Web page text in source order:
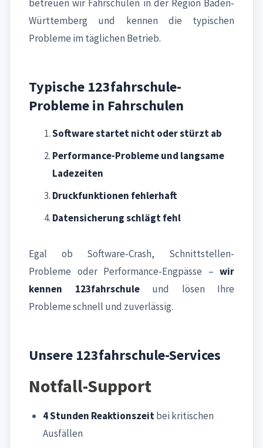
betreuen wir Fahrschulen in der Region Baden-
Württemberg und kennen die typischen
Probleme im täglichen Betrieb.
Typische 123fahrschule-
Probleme in Fahrschulen
Software startet nicht oder stürzt ab
Performance-Probleme und langsame
Ladezeiten
Druckfunktionen fehlerhaft
Datensicherung schlägt fehl
Egal ob Software-Crash, Schnittstellen-
Probleme oder Performance-Engpässe – wir
kennen 123fahrschuleund lösen Ihre
Probleme schnell und zuverlässig.
Unsere 123fahrschule-Services
Notfall-Support
4 Stunden Reaktionszeitbei kritischen
Ausfällen